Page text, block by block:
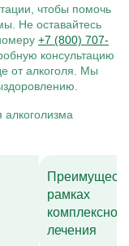
чтобы помочь
Не оставайтесь
+7 (800) 707-
консультацию
от алкоголя. Мы
рамках
комплексного
лечения